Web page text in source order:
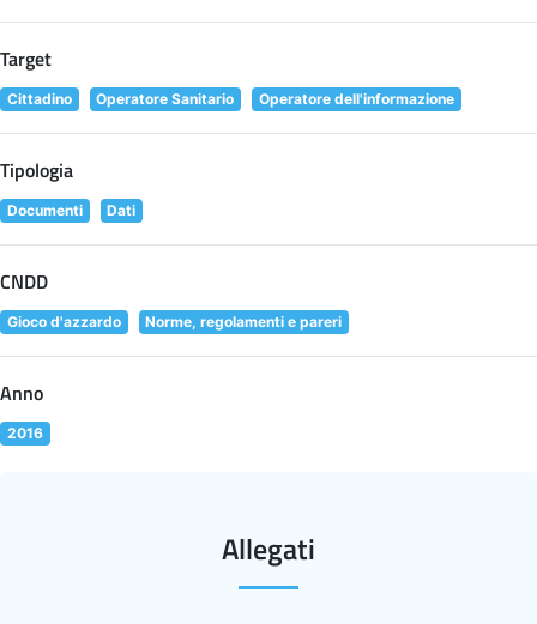
Target
Cittadino Operatore Sanitario Operatore dell'informazione
Tipologia
Documenti Dati
CNDD
Gioco d'azzardo Norme, regolamenti e pareri
Anno
2016
Allegati